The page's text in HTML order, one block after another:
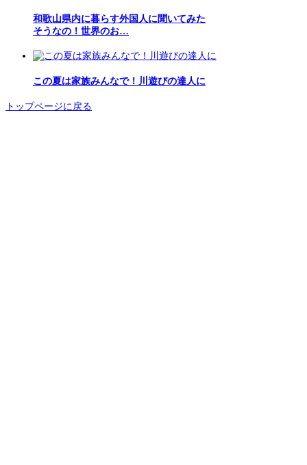
和歌山県内に暮らす外国人に聞いてみた
そうなの！世界のお…
この夏は家族みんなで！川遊びの達人に
トップページに戻る